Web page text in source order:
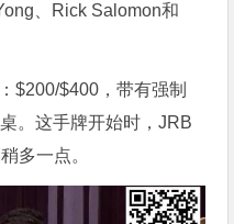
、Rick Salomon和
$200/$400，带有强制
。这手牌开始时，JRB
多一点。